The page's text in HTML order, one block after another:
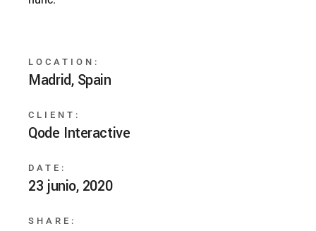
LOCATION:
Madrid, Spain
CLIENT:
Qode Interactive
DATE:
23 junio, 2020
SHARE: